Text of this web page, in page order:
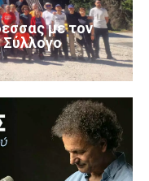
με τον
Σύλλογο